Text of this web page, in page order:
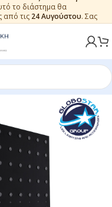
το διάστημα θα
από τις 24 Αυγούστου. Σας